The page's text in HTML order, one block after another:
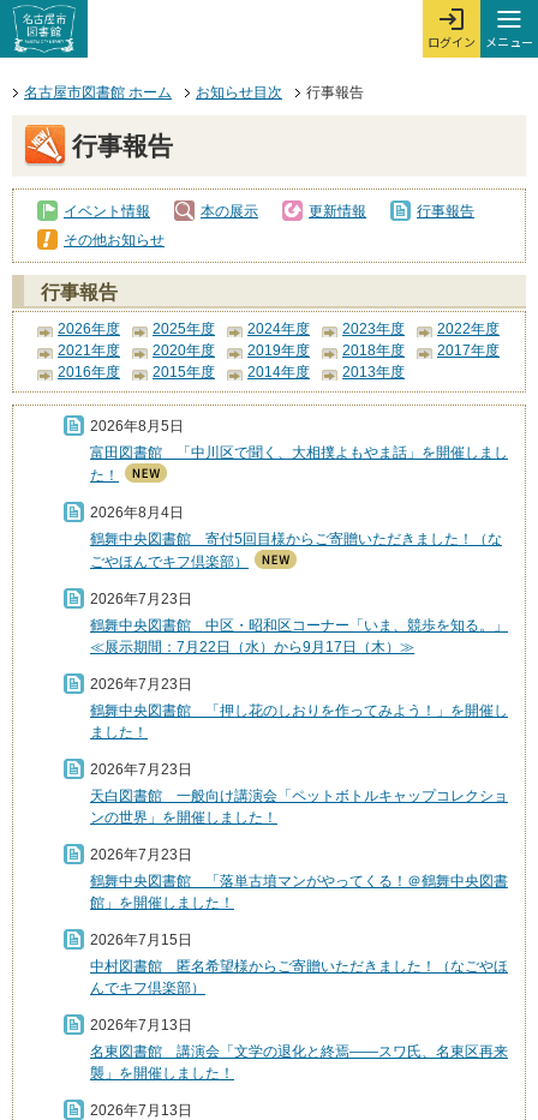
ページの先頭です。
本文へジャンプする。
ここからサイト内共通メニューです。
サイト内共通メニューをスキップする
ログイン
ログインを開
メニュー
メ
サイト内共通メニューここまで。
名古屋市図書館 ホーム
お知らせ目次 行事報告
行事報告
イベント情報 本の展示 更新情報
行事報告
その他お知らせ
行事報告
2026年度 2025年度 2024年度 2023年度
2022年度
2021年度
2020年度 2019年度 2018年度
2017年度
2016年度
2015年度 2014年度 2013年度
2026年8月5日
富田図書館 「中川区で聞く、大相撲よもやま話」を開催しまし
た！
2026年8月4日
鶴舞中央図書館 寄付5回目様からご寄贈いただきました！（な
ごやほんでキフ倶楽部）
2026年7月23日
鶴舞中央図書館 中区・昭和区コーナー「いま、競歩を知る。」
≪展示期間：7月22日（水）から9月17日（木）≫
2026年7月23日
鶴舞中央図書館 「押し花のしおりを作ってみよう！」を開催し
ました！
2026年7月23日
天白図書館 一般向け講演会「ペットボトルキャップコレクショ
ンの世界」を開催しました！
2026年7月23日
鶴舞中央図書館 「落単古墳マンがやってくる！＠鶴舞中央図書
館」を開催しました！
2026年7月15日
中村図書館 匿名希望様からご寄贈いただきました！（なごやほ
んでキフ倶楽部）
2026年7月13日
名東図書館 講演会「文学の退化と終焉――スワ氏、名東区再来
襲」を開催しました！
2026年7月13日